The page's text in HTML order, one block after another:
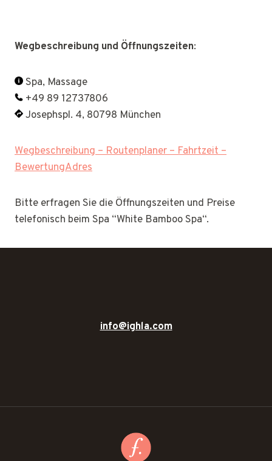
Wegbeschreibung und Öffnungszeiten:
Spa, Massage
+49 89 12737806
Josephspl. 4, 80798 München
Wegbeschreibung – Routenplaner – Fahrtzeit –
BewertungAdres
Bitte erfragen Sie die Öffnungszeiten und Preise
telefonisch beim Spa “White Bamboo Spa“.
info@ighla.com